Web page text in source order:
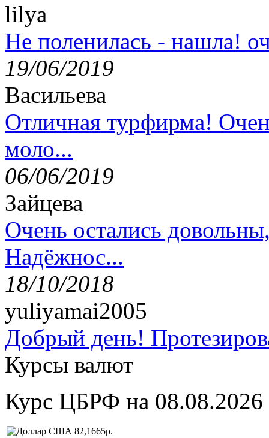
lilya
Не поленилась - нашла!
19/06/2019
Васильева
Отличная турфирма!
моло...
06/06/2019
Зайцева
Очень остались
Надёжнос...
18/10/2018
yuliyamai2005
Добрый день!
Курсы валют
Курс ЦБРФ на 08.08.2026
82,1665р.